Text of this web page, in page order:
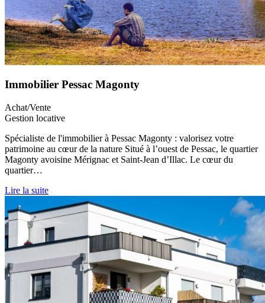
Immobilier Pessac Magonty
Achat/Vente
Gestion locative
Spécialiste de l'immobilier à Pessac Magonty : valorisez votre
patrimoine au cœur de la nature Situé à l’ouest de Pessac, le quartier
Magonty avoisine Mérignac et Saint-Jean d’Illac. Le cœur du
quartier…
Lire la suite